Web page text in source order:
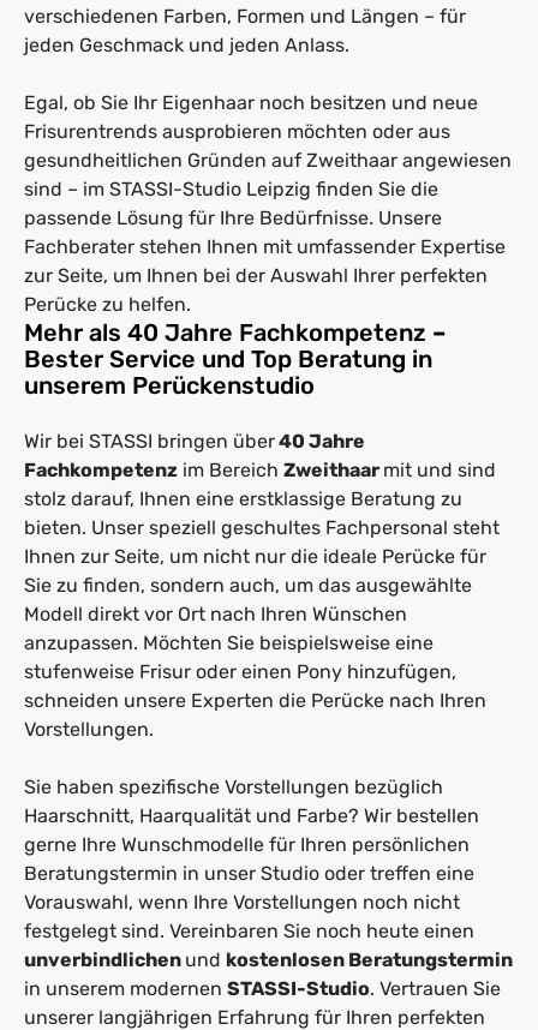
verschiedenen Farben, Formen und Längen – für
jeden Geschmack und jeden Anlass.
Egal, ob Sie Ihr Eigenhaar noch besitzen und neue
Frisurentrends ausprobieren möchten oder aus
gesundheitlichen Gründen auf Zweithaar angewiesen
sind – im STASSI-Studio Leipzig finden Sie die
passende Lösung für Ihre Bedürfnisse. Unsere
Fachberater stehen Ihnen mit umfassender Expertise
zur Seite, um Ihnen bei der Auswahl Ihrer perfekten
Perücke zu helfen.
Mehr als 40 Jahre Fachkompetenz –
Bester Service und Top Beratung in
unserem Perückenstudio
Wir bei STASSI bringen über40 Jahre
Fachkompetenz im Bereich Zweithaar mit und sind
stolz darauf, Ihnen eine erstklassige Beratung zu
bieten. Unser speziell geschultes Fachpersonal steht
Ihnen zur Seite, um nicht nur die ideale Perücke für
Sie zu finden, sondern auch, um das ausgewählte
Modell direkt vor Ort nach Ihren Wünschen
anzupassen. Möchten Sie beispielsweise eine
stufenweise Frisur oder einen Pony hinzufügen,
schneiden unsere Experten die Perücke nach Ihren
Vorstellungen.
Sie haben spezifische Vorstellungen bezüglich
Haarschnitt, Haarqualität und Farbe? Wir bestellen
gerne Ihre Wunschmodelle für Ihren persönlichen
Beratungstermin in unser Studio oder treffen eine
Vorauswahl, wenn Ihre Vorstellungen noch nicht
festgelegt sind. Vereinbaren Sie noch heute einen
unverbindlichen und kostenlosen Beratungstermin
in unserem modernen STASSI-Studio. Vertrauen Sie
unserer langjährigen Erfahrung für Ihren perfekten